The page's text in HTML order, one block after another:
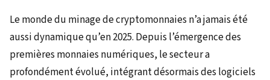
Le monde du minage de cryptomonnaies n’a jamais été
aussi dynamique qu’en 2025. Depuis l’émergence des
premières monnaies numériques, le secteur a
profondément évolué, intégrant désormais des logiciels